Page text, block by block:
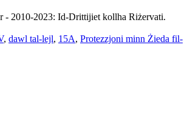
2010-2023: Id-Drittijiet kollha Riżervati.
, dawl tal-lejl, 15A, Protezzjoni minn Żieda fil-